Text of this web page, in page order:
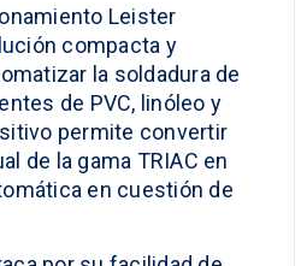
Leister
compacta y
la soldadura de
de PVC, linóleo y
permite convertir
de la gama TRIAC en
en cuestión de